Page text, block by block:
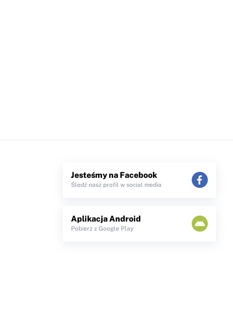
Jesteśmy na Facebook
Śledź nasz profil w social media
Aplikacja Android
Pobierz z Google Play